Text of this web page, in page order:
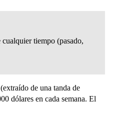
tiempo (pasado,
(extraído de una tanda de
dólares en cada semana. El